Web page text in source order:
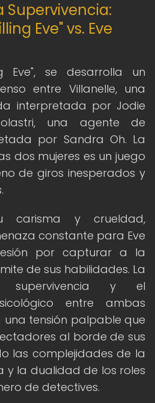
Supervivencia:
Eve" vs. Eve
Eve", se desarrolla un
entre Villanelle, una
interpretada por Jodie
una agente de
por Sandra Oh. La
dos mujeres es un juego
de giros inesperados y
carisma y crueldad,
constante para Eve
por capturar a la
de sus habilidades. La
y el
entre ambas
tensión palpable que
al borde de sus
las complejidades de la
y la dualidad de los roles
de detectives.